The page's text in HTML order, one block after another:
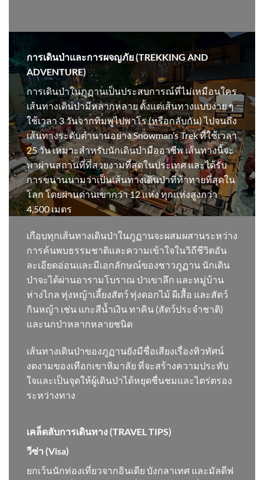
การเดินป่าและการผจญภัย (TREKKING AND
ADVENTURE)
การเดินป่าในภูฏานเป็นประสบการณ์ที่ไม่เหมือนใคร
เส้นทางเดินป่ามีหลากหลาย ตั้งแต่เส้นทางแบบง่าย ๆ
ใช้เวลา 3 วันจากทิมพูไปพาโร (หรือกลับกัน) ไปจนถึง
เส้นทางระดับตำนานอย่าง Snowman’s Trek ที่ใช้เวลา
25 วัน เหมาะสำหรับนักเดินป่ามืออาชีพ เส้นทางนี้จะ
พาผ่านสถานที่ที่สวยงามที่สุดในประเทศ และได้รับ
การขนานนามว่าเป็นเส้นทางเดินป่าที่ท้าทายที่สุดใน
โลก โดยผ่านด่านเขากว่า 12 แห่ง ทุกแห่งสูงกว่า
4,500 เมตร
เกือบทุกเส้นทางเดินป่าในภูฏานจะผสมผสานระหว่าง
การค้นพบธรรมชาติและความเข้าใจในวิถีชีวิตอัน
ละเอียดอ่อนและมีเอกลักษณ์ของชาวภูฏาน นักเดิน
ป่าจะได้ผ่านอารามโบราณ ป่าเขาลึก และหมู่บ้าน
ห่างไกล ทุ่งหญ้าเลี้ยงสัตว์ ทุ่งดอกไม้ ผีเสื้อ และสัตว์
กินหญ้า เช่น แกะสีน้ำเงิน ทาคิน (สัตว์ประจำชาติ)
และนกป่าหลากหลายชนิด
เส้นทางเดินป่าของภูฏานยังมีชื่อเสียงเรื่องทิวทัศน์
งดงามของเทือกเขาหิมาลัย ที่จะสร้างความประทับ
ใจและเป็นจุดให้ผู้เดินป่าได้หยุดชื่นชมและไตร่ตรอง
ระหว่างทาง
เคล็ดลับการเดินทาง (TRAVEL TIPS)
วีซ่า (Visa)
ยกเว้นนักท่องเที่ยวจากอินเดีย บังกลาเทศ และมัลดีฟ